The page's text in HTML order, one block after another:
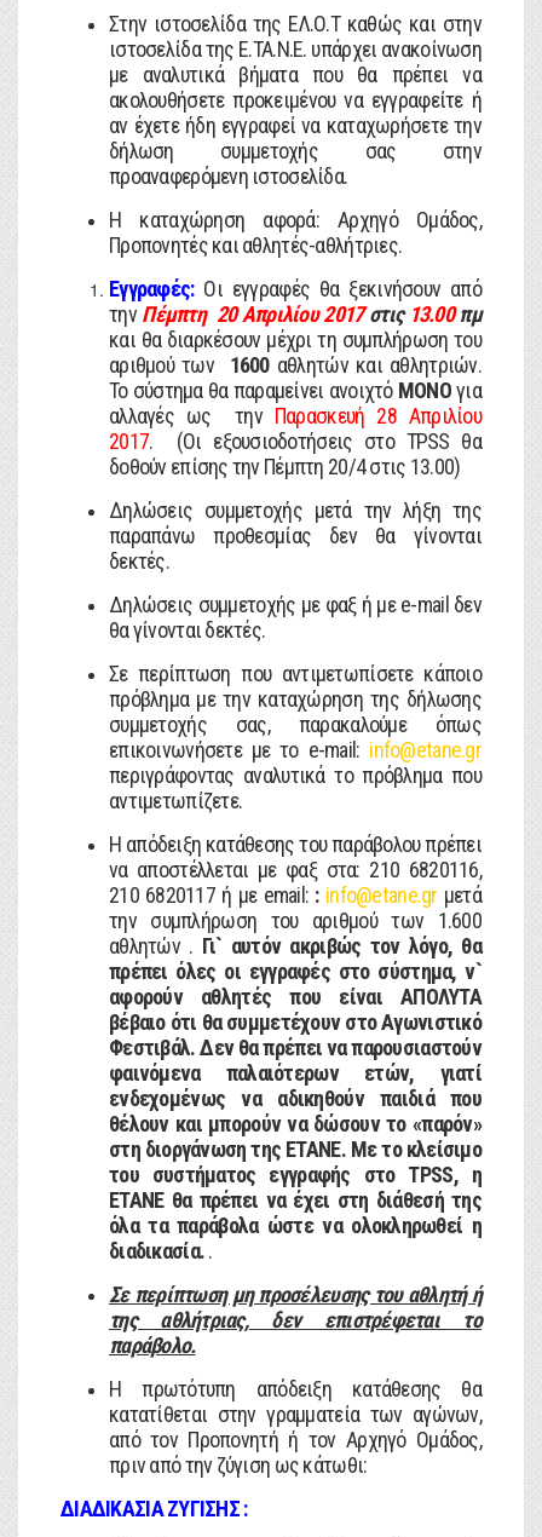
Στην ιστοσελίδα της ΕΛ.Ο.Τ καθώς και στην
ιστοσελίδα της Ε.ΤΑ.Ν.Ε. υπάρχει ανακοίνωση
με αναλυτικά βήματα που θα πρέπει να
ακολουθήσετε προκειμένου να εγγραφείτε ή
αν έχετε ήδη εγγραφεί να καταχωρήσετε την
δήλωση συμμετοχής σας στην
προαναφερόμενη ιστοσελίδα.
Η καταχώρηση αφορά: Αρχηγό Ομάδος,
Προπονητές και αθλητές-αθλήτριες.
Εγγραφές: Οι εγγραφές θα ξεκινήσουν από
την Πέμπτη 20 Απριλίου 2017στις 13.00πμ
και θα διαρκέσουν μέχρι τη συμπλήρωση του
αριθμού των
1600αθλητών και αθλητριών.
Το σύστημα θα παραμείνει ανοιχτό ΜΟΝΟγια
αλλαγές ως την Παρασκευή 28 Απριλίου
2017. (Οι εξουσιοδοτήσεις στο TPSS θα
δοθούν επίσης την Πέμπτη 20/4 στις 13.00)
Δηλώσεις συμμετοχής μετά την λήξη της
παραπάνω προθεσμίας δεν θα γίνονται
δεκτές.
Δηλώσεις συμμετοχής με φαξ ή με e-mail δεν
θα γίνονται δεκτές.
Σε περίπτωση που αντιμετωπίσετε κάποιο
πρόβλημα με την καταχώρηση της δήλωσης
συμμετοχής σας, παρακαλούμε όπως
επικοινωνήσετε με το e-mail: info@etane.gr
περιγράφοντας αναλυτικά το πρόβλημα που
αντιμετωπίζετε.
Η απόδειξη κατάθεσης του παράβολου πρέπει
να αποστέλλεται με φαξ στα: 210 6820116,
210 6820117 ή με email: : info@etane.gr μετά
την συμπλήρωση του αριθμού των 1.600
αθλητών . Γι` αυτόν ακριβώς τον λόγο, θα
πρέπει όλες οι εγγραφές στο σύστημα, ν`
αφορούν αθλητές που είναι ΑΠΟΛΥΤΑ
βέβαιο ότι θα συμμετέχουν στο Αγωνιστικό
Φεστιβάλ. Δεν θα πρέπει να παρουσιαστούν
φαινόμενα παλαιότερων ετών, γιατί
ενδεχομένως να αδικηθούν παιδιά που
θέλουν και μπορούν να δώσουν το «παρόν»
στη διοργάνωση της ΕΤΑΝΕ. Με το κλείσιμο
του συστήματος εγγραφής στο ΤPSS, η
ΕΤΑΝΕ θα πρέπει να έχει στη διάθεσή της
όλα τα παράβολα ώστε να ολοκληρωθεί η
διαδικασία..
Σε περίπτωση μη προσέλευσης του αθλητή ή
της αθλήτριας, δεν επιστρέφεται το
παράβολο.
Η πρωτότυπη απόδειξη κατάθεσης θα
κατατίθεται στην γραμματεία των αγώνων,
από τον Προπονητή ή τον Αρχηγό Ομάδος,
πριν από την ζύγιση ως κάτωθι:
ΔΙΑΔΙΚΑΣΙΑ ΖΥΓΙΣΗΣ :